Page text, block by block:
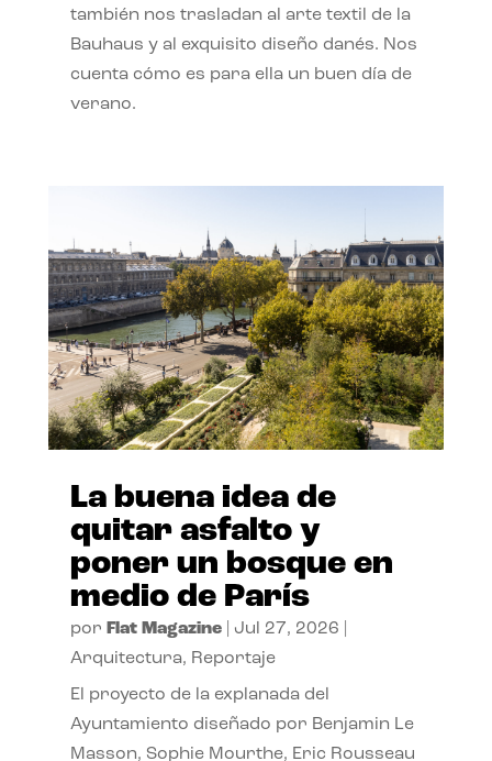
también nos trasladan al arte textil de la
Bauhaus y al exquisito diseño danés. Nos
cuenta cómo es para ella un buen día de
verano.
La buena idea de
quitar asfalto y
poner un bosque en
medio de París
por Flat Magazine| Jul 27, 2026
Arquitectura, Reportaje
El proyecto de la explanada del
Ayuntamiento diseñado por Benjamin Le
Masson, Sophie Mourthe, Eric Rousseau